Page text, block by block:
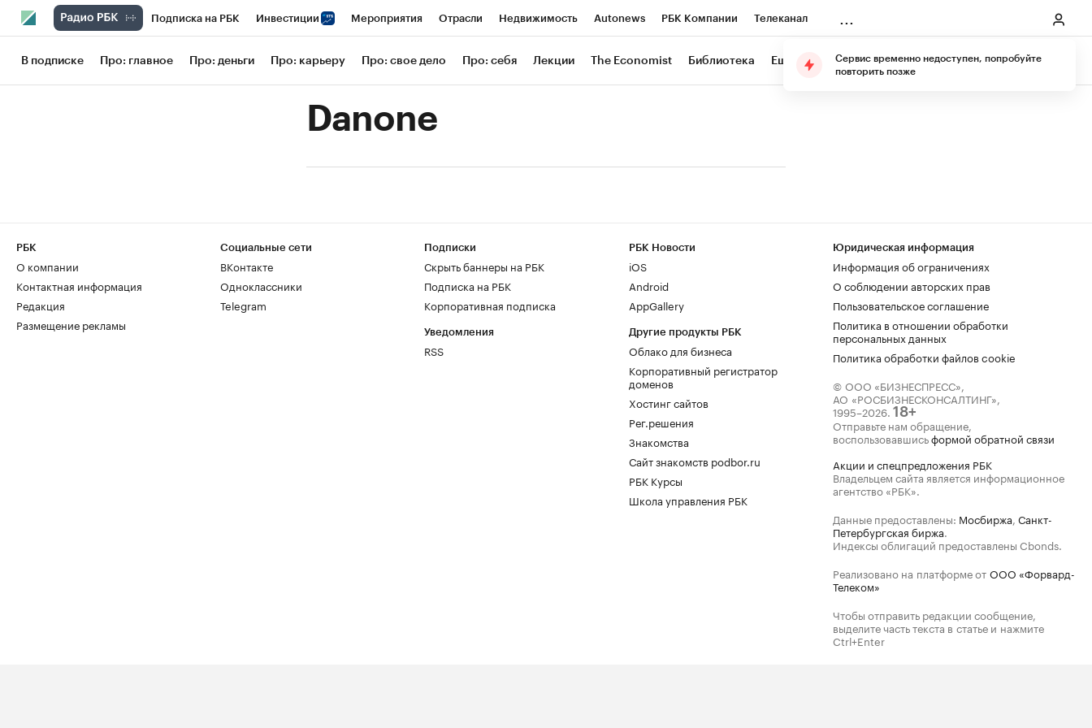
Подписка на РБК Инвестиции Мероприятия Отрасли Недвижимость Autonews РБК Компании Телеканал
РБК Вино Школа управления РБК РБК Образование РБК Курсы РБК Life Тренды Визионеры
Франшизы Газета Спецпроекты СПб
Политика Экономика Бизнес Технологии и медиа Финансы Рынок наличной валюты
В подписке Про: главное Про: деньги Про: карьеру Про: свое дело Про: себя Лекции The Economist Библиотека Еще Подарите подписку
Danone
РБК
О компании
Контактная информация
Редакция
Размещение рекламы
Социальные сети
ВКонтакте
Одноклассники
Telegram
Подписки
Скрыть баннеры на РБК
Подписка на РБК
Корпоративная подписка
Уведомления
RSS
РБК Новости
iOS
Android
AppGallery
Другие продукты РБК
Облако для бизнеса
Корпоративный регистратор
доменов
Хостинг сайтов
Рег.решения
Знакомства
Сайт знакомств podbor.ru
РБК Курсы
Школа управления РБК
Юридическая информация
Информация об ограничениях
О соблюдении авторских прав
Пользовательское соглашение
Политика в отношении обработки
персональных данных
Политика обработки файлов cookie
© ООО «БИЗНЕСПРЕСС»,
АО «РОСБИЗНЕСКОНСАЛТИНГ»,
1995–2026. 18+
Отправьте нам обращение,
воспользовавшисьформой обратной связи
Акции и спецпредложения РБК
Владельцем сайта является информационное
агентство «РБК».
Данные предоставлены: Мосбиржа, Санкт-
Петербургская биржа.
Индексы облигаций предоставлены Cbonds.
Реализовано на платформе от ООО «Форвард-
Телеком»
Чтобы отправить редакции сообщение,
выделите часть текста в статье и нажмите
Ctrl+Enter
Сервис временно недоступен, попробуйте
повторить позже